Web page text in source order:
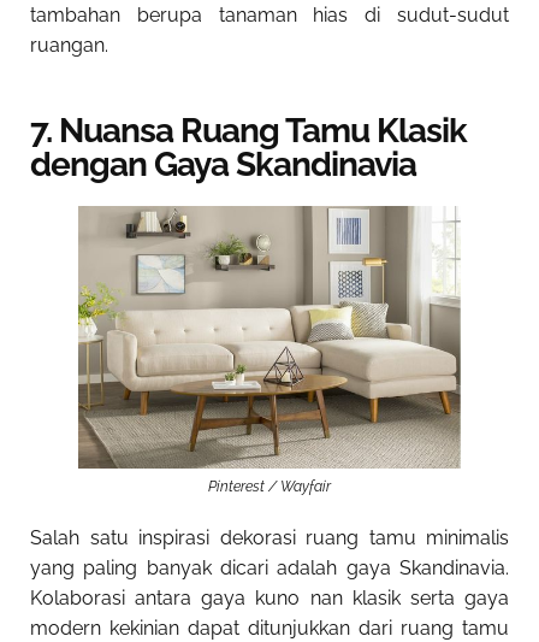
tambahan berupa tanaman hias di sudut-sudut
ruangan.
7. Nuansa Ruang Tamu Klasik
dengan Gaya Skandinavia
Pinterest / Wayfair
Salah satu inspirasi dekorasi ruang tamu minimalis
yang paling banyak dicari adalah gaya Skandinavia.
Kolaborasi antara gaya kuno nan klasik serta gaya
modern kekinian dapat ditunjukkan dari ruang tamu